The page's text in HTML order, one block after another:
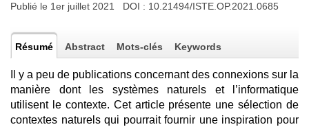
Publié le 1er juillet 2021 DOI : 10.21494/ISTE.OP.2021.0685
Résumé Abstract Mots-clés Keywords
Il y a peu de publications concernant des connexions sur la
manière dont les systèmes naturels et l’informatique
utilisent le contexte. Cet article présente une sélection de
contextes naturels qui pourrait fournir une inspiration pour